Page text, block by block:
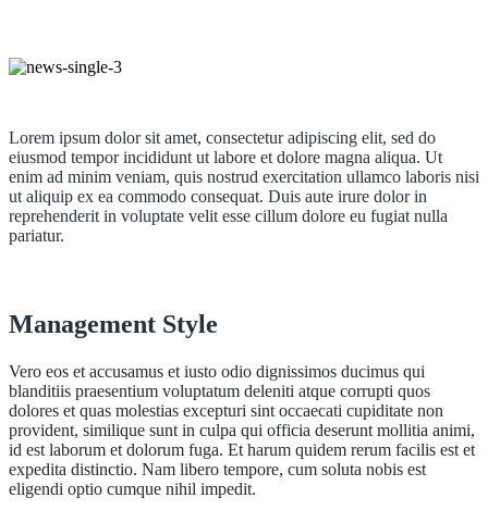
Lorem ipsum dolor sit amet, consectetur adipiscing elit, sed do
eiusmod tempor incididunt ut labore et dolore magna aliqua. Ut
enim ad minim veniam, quis nostrud exercitation ullamco laboris nisi
ut aliquip ex ea commodo consequat. Duis aute irure dolor in
reprehenderit in voluptate velit esse cillum dolore eu fugiat nulla
pariatur.
Management Style
Vero eos et accusamus et iusto odio dignissimos ducimus qui
blanditiis praesentium voluptatum deleniti atque corrupti quos
dolores et quas molestias excepturi sint occaecati cupiditate non
provident, similique sunt in culpa qui officia deserunt mollitia animi,
id est laborum et dolorum fuga. Et harum quidem rerum facilis est et
expedita distinctio. Nam libero tempore, cum soluta nobis est
eligendi optio cumque nihil impedit.